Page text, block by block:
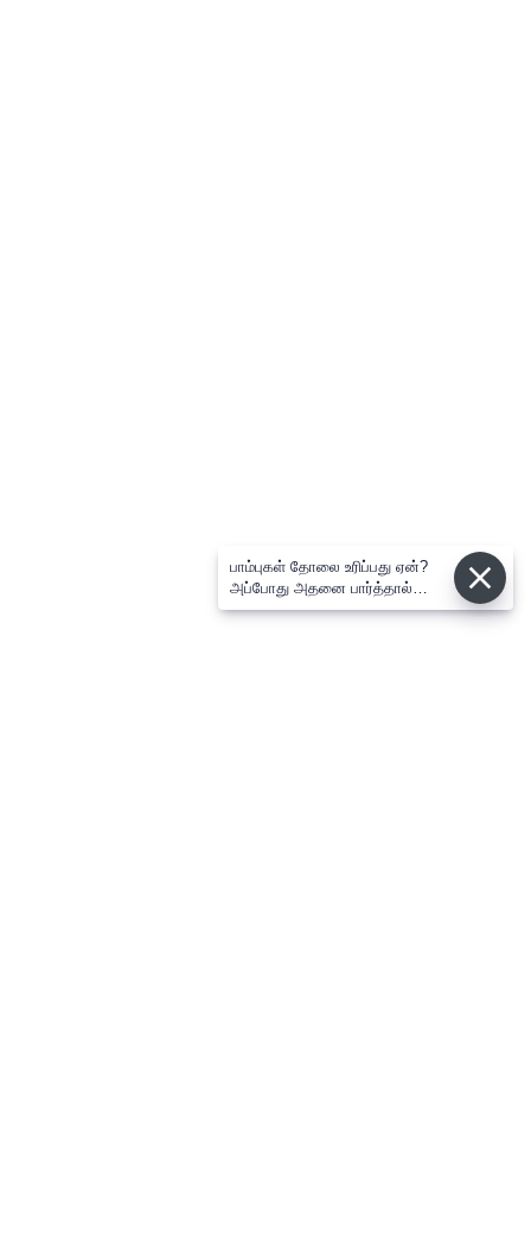
பாம்புகள் தோலை உரிப்பது ஏன்?
அப்போது அதனை பார்த்தால்
பழிவாங்குமா?